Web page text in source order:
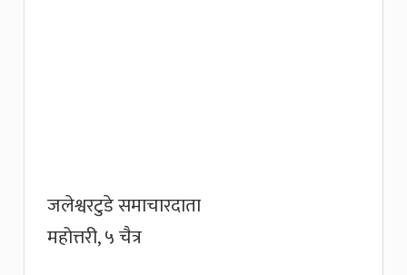
जलेश्वरटुडे समाचारदाता
महोत्तरी, ५ चैत्र